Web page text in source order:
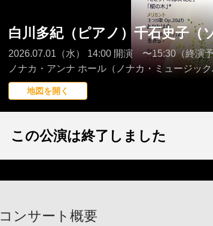
白川多紀（ピアノ）千石史子
2026.07.01（水） 14:00 開演 〜15:30（終演
ノナカ・アンナ ホール（ノナカ・ミュージック
地図を開く
この公演は終了しました
コンサート概要